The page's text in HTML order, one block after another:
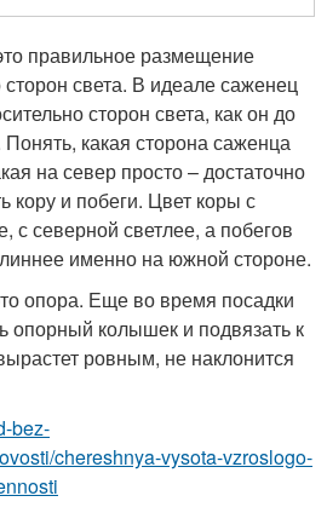
правильное размещение
света. В идеале саженец
сторон света, как он до
Понять, какая сторона саженца
на север просто – достаточно
кору и побеги. Цвет коры с
с северной светлее, а побегов
именно на южной стороне.
опора. Еще во время посадки
опорный колышек и подвязать к
ровным, не наклонится
bez-
chereshnya-vysota-vzroslogo-